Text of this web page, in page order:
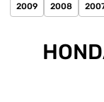
2009 2008